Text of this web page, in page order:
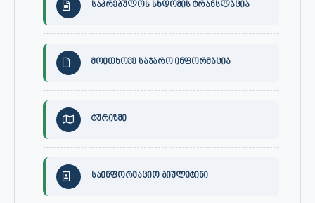
საკრებულოს სხდომის ტრანსლაცია
მოითხოვე საჯარო ინფორმაცია
ტურიზმი
საინფორმაციო ბიულეტინი